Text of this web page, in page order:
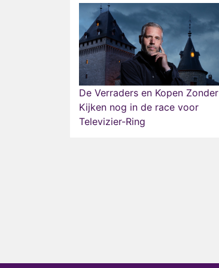
De Verraders en Kopen Zonder
Kijken nog in de race voor
Televizier-Ring